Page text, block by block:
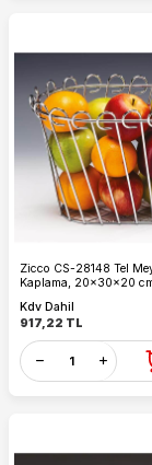
Zicco CS-28148 Tel
Kaplama, 20x30x20
Kdv Dahil
917,22 TL